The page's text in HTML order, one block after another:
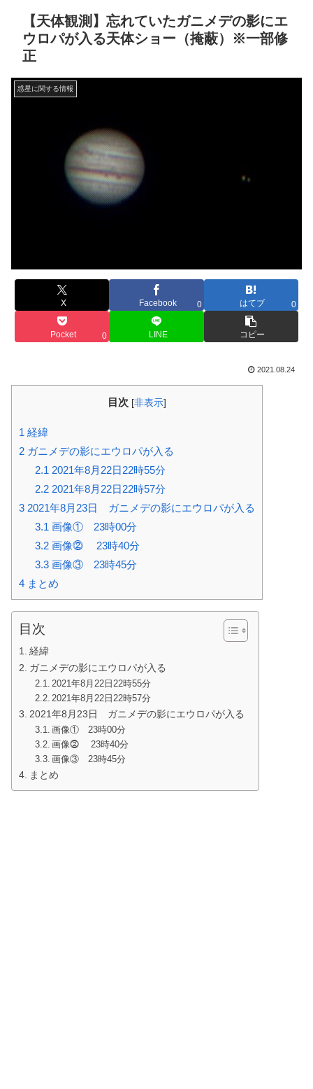
【天体観測】忘れていたガニメデの影にエ
ウロパが入る天体ショー（掩蔽）※一部修
正
惑星に関する情報
X Facebook 0 はてブ 0
Pocket 0 LINE コピー
2021.08.24
目次 [非表示]
1 経緯
2 ガニメデの影にエウロパが入る
2.1 2021年8月22日22時55分
2.22021年8月22日22時57分
3 2021年8月23日 ガニメデの影にエウロパが入る
3.1 画像① 23時00分
3.2画像⓶ 23時40分
3.3画像③ 23時45分
4 まとめ
目次
経緯
ガニメデの影にエウロパが入る
2021年8月22日22時55分
2021年8月22日22時57分
2021年8月23日 ガニメデの影にエウロパが入る
画像① 23時00分
画像⓶ 23時40分
画像③ 23時45分
まとめ